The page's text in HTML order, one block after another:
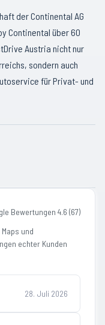
der Continental AG
Continental über 60
Austria nicht nur
sondern auch
für Privat- und
Bewertungen 4.6 (67)
und
echter Kunden
28. Juli 2026